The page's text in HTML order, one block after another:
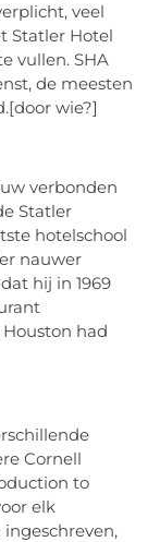
veel
Statler Hotel
vullen. SHA
de meesten
wie?]
verbonden
Statler
hotelschool
nauwer
hij in 1969
had
Cornell
to
elk